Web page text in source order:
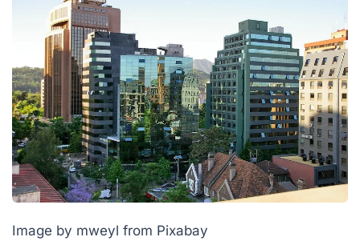
Image by mweyl from Pixabay